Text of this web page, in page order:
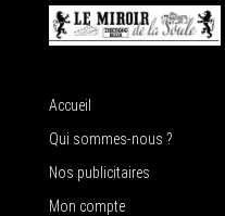
Accueil
Qui sommes-nous ?
Nos publicitaires
Mon compte